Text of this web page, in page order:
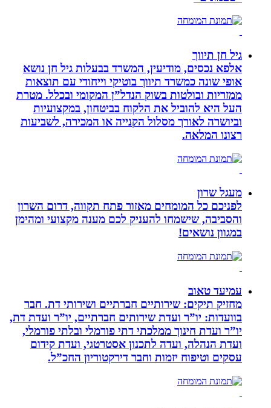
גיל חן תיווך
אלפא נכסים, מודיעין, המשרד בבעלות גיל חן נושא
אופי שונה כמשרד תיווך בוטיקי וייחודי עם תוצאות
ממזריות ובולטות בשוק הנדל”ן המקומי ובכלל. מטרת
העל היא להוביל את הלקוח בביטחון, במקצועיות
וביושרה לאורך מסלול הקנייה או המכירה, לשביעות
רצונו המלאה.
מעגל שרון
לפניכם כל המומחים מאזור פתח תקווה, דרום השרון
והסביבה, שישמחו להעניק לכם מענה מקצועי ומהימן
במגוון נושאים!
עמיעד טאוב
מחזיק תיקים: שירותיים חברתיים ושירותי דת. חבר
בוועדות: יו”ר ועדת שירותים חברתיים, יו”ר ועדת דת,
יו”ר ועדת חינוך ממלכתי דתי פורמלי ובלתי פורמלי,
ועדת הנהלה, ועדה לתכנון אסטרטגי, ועדת קידום
עסקים וטיפוח יזמות וחבר דירקטוריון החכ”ל.